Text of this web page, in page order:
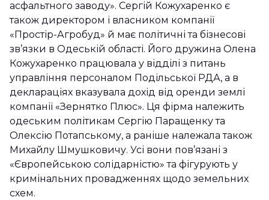
асфальтного заводу». Сергій Кожухаренко є
також директором і власником компанії
«Простір-Агробуд» й має політичні та бізнесові
зв’язки в Одеській області. Його дружина Олена
Кожухаренко працювала у відділі з питань
управління персоналом Подільської РДА, а в
деклараціях вказувала дохід від оренди землі
компанії «Зернятко Плюс». Ця фірма належить
одеським політикам Сергію Паращенку та
Олексію Потапському, а раніше належала також
Михайлу Шмушковичу. Усі вони пов’язані з
«Європейською солідарністю» та фігурують у
кримінальних провадженнях щодо земельних
схем.